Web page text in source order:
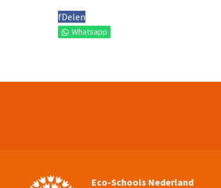
fDelen
Whatsapp
Eco-Schools Nederland